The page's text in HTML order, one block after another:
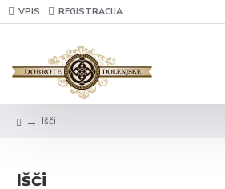
VPIS REGISTRACIJA
Išči
Išči